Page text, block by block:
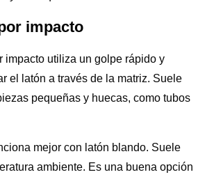
impacto
impacto utiliza un golpe rápido y
el latón a través de la matriz. Suele
pequeñas y huecas, como tubos
mejor con latón blando. Suele
ambiente. Es una buena opción